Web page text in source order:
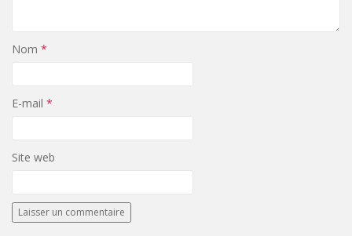
Nom *
E-mail *
Site web